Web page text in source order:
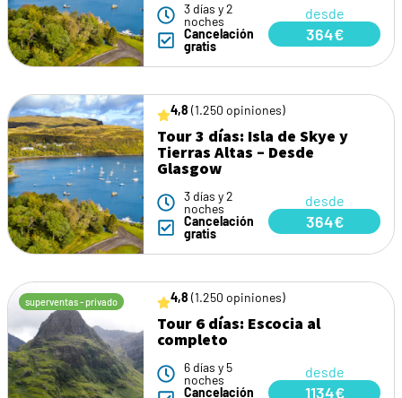
3 días y 2
noches
Cancelación
gratis
desde
364€
4,8 (1.250 opiniones)
Tour 3 días: Isla de Skye y
Tierras Altas – Desde
Glasgow
3 días y 2
noches
Cancelación
gratis
desde
364€
superventas - privado 4,8 (1.250 opiniones)
Tour 6 días: Escocia al
completo
6 días y 5
noches
Cancelación
desde
1134€